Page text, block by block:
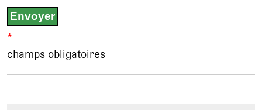
*
champs obligatoires